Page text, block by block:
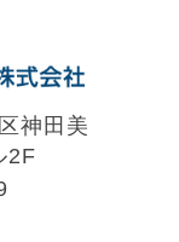
神田美
2F